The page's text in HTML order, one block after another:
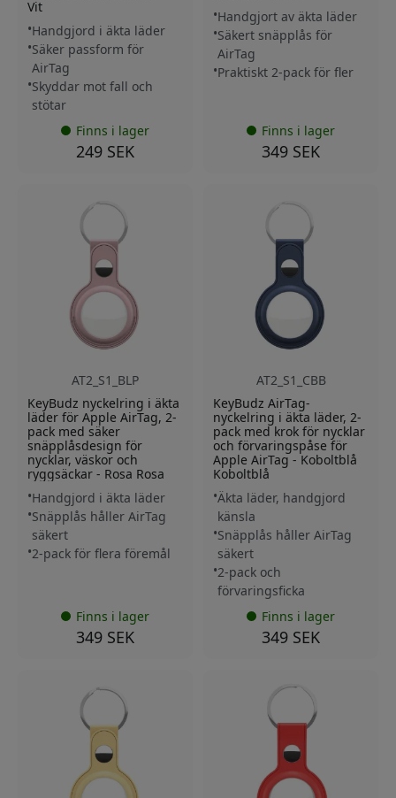
Vit
Handgjord i äkta läder
Säker passform för
AirTag
Skyddar mot fall och
stötar
Finns i lager
249 SEK
Handgjort av äkta läder
Säkert snäpplås för
AirTag
Praktiskt 2-pack för fler
Finns i lager
349 SEK
AT2_S1_BLP
KeyBudz nyckelring i äkta
läder för Apple AirTag, 2-
pack med säker
snäpplåsdesign för
nycklar, väskor och
ryggsäckar - Rosa Rosa
Handgjord i äkta läder
Snäpplås håller AirTag
säkert
2-pack för flera föremål
Finns i lager
349 SEK
AT2_S1_CBB
KeyBudz AirTag-
nyckelring i äkta läder, 2-
pack med krok för nycklar
och förvaringspåse för
Apple AirTag - Koboltblå
Koboltblå
Äkta läder, handgjord
känsla
Snäpplås håller AirTag
säkert
2-pack och
förvaringsficka
Finns i lager
349 SEK